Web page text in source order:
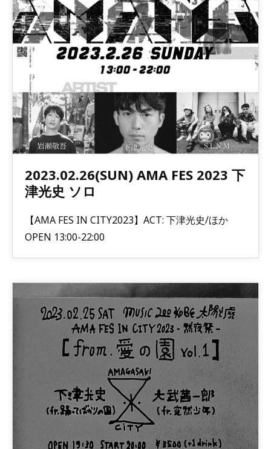
2023.02.26(SUN) AMA FES 2023 下
津光史 ソロ
【AMA FES IN CITY2023】ACT: 下津光史/ほか
OPEN 13:00-22:00